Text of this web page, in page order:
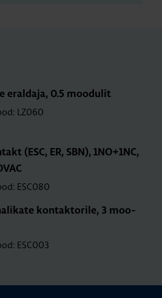
eral­daja, 0.5 moo­du­lit
LZ060
(ESC, ER, SBN), 1NO+1NC,
ESC080
kon­tak­to­rile, 3 moo­
ESC003